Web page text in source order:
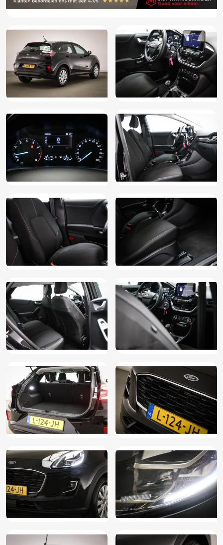
Mistlampen voor
Multimedia-voorbereiding
Onderhoudsboekje (digitaal)
Passagiersairbag
Radio
Spraakbediening
Stuurbekrachtiging snelheidsafhankelijk
Verkeersbord detectie
Vervolgbotsing preventie
WiFi voorbereiding
Zij airbag(s) voor